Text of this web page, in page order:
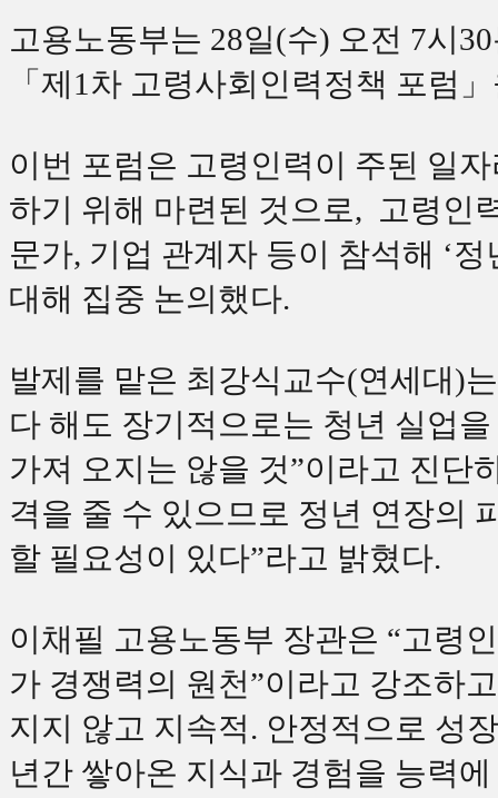
고용노동부는 28일(수) 오전 7시
「제1차 고령사회인력정책 포럼
이번 포럼은 고령인력이 주된 일
하기 위해 마련된 것으로, 고령인
문가, 기업 관계자 등이 참석해 ‘
대해 집중 논의했다.
발제를 맡은 최강식교수(연세대)
다 해도 장기적으로는 청년 실업
가져 오지는 않을 것”이라고 진단
격을 줄 수 있으므로 정년 연장의
할 필요성이 있다”라고 밝혔다.
이채필 고용노동부 장관은 “고령
가 경쟁력의 원천”이라고 강조하
지지 않고 지속적. 안정적으로 성
년간 쌓아온 지식과 경험을 능력